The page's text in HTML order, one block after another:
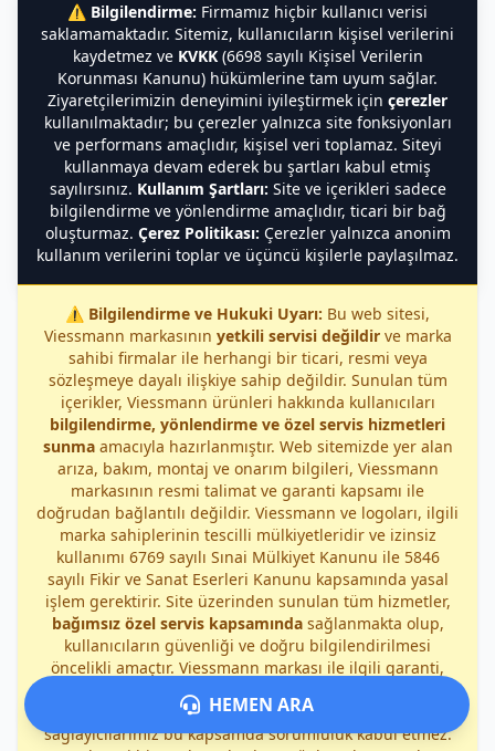
⚠️ Bilgilendirme: Firmamız hiçbir kullanıcı verisi
saklamamaktadır. Sitemiz, kullanıcıların kişisel verilerini
kaydetmez ve KVKK(6698 sayılı Kişisel Verilerin
Korunması Kanunu) hükümlerine tam uyum sağlar.
Ziyaretçilerimizin deneyimini iyileştirmek için çerezler
kullanılmaktadır; bu çerezler yalnızca site fonksiyonları
ve performans amaçlıdır, kişisel veri toplamaz. Siteyi
kullanmaya devam ederek bu şartları kabul etmiş
sayılırsınız. Kullanım Şartları: Site ve içerikleri sadece
bilgilendirme ve yönlendirme amaçlıdır, ticari bir bağ
oluşturmaz. Çerez Politikası: Çerezler yalnızca anonim
kullanım verilerini toplar ve üçüncü kişilerle paylaşılmaz.
⚠️ Bilgilendirme ve Hukuki Uyarı: Bu web sitesi,
Viessmann markasının yetkili servisi değildirve marka
sahibi firmalar ile herhangi bir ticari, resmi veya
sözleşmeye dayalı ilişkiye sahip değildir. Sunulan tüm
içerikler, Viessmann ürünleri hakkında kullanıcıları
bilgilendirme, yönlendirme ve özel servis hizmetleri
sunmaamacıyla hazırlanmıştır. Web sitemizde yer alan
arıza, bakım, montaj ve onarım bilgileri, Viessmann
markasının resmi talimat ve garanti kapsamı ile
doğrudan bağlantılı değildir. Viessmann ve logoları, ilgili
marka sahiplerinin tescilli mülkiyetleridir ve izinsiz
kullanımı 6769 sayılı Sınai Mülkiyet Kanunu ile 5846
sayılı Fikir ve Sanat Eserleri Kanunu kapsamında yasal
işlem gerektirir. Site üzerinden sunulan tüm hizmetler,
bağımsız özel servis kapsamındasağlanmakta olup,
kullanıcıların güvenliği ve doğru bilgilendirilmesi
öncelikli amaçtır. Viessmann markası ile ilgili garanti,
yetkili servis ve yasal sorumluluklar yalnızca marka
sahibi firmalara aittir; sitemiz veya hizmet
sağlayıcılarımız bu kapsamda sorumluluk kabul etmez.
HEMEN ARA